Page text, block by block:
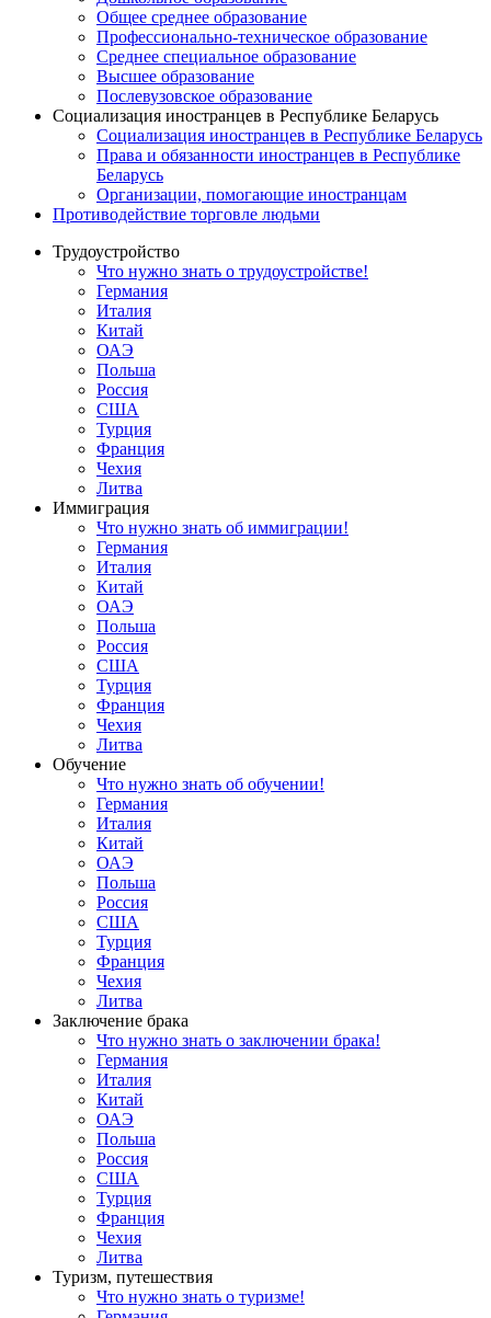
Общее среднее образование
Профессионально-техническое образование
Среднее специальное образование
Высшее образование
Послевузовское образование
Социализация иностранцев в Республике Беларусь
Социализация иностранцев в Республике Беларусь
Права и обязанности иностранцев в Республике
Беларусь
Oрганизации, помогающие иностранцам
Противодействие торговле людьми
Трудоустройство
Что нужно знать о трудоустройстве!
Германия
Италия
Китай
ОАЭ
Польша
Россия
США
Турция
Франция
Чехия
Литва
Иммиграция
Что нужно знать об иммиграции!
Германия
Италия
Китай
ОАЭ
Польша
Россия
США
Турция
Франция
Чехия
Литва
Обучение
Что нужно знать об обучении!
Германия
Италия
Китай
ОАЭ
Польша
Россия
США
Турция
Франция
Чехия
Литва
Заключение брака
Что нужно знать о заключении брака!
Германия
Италия
Китай
ОАЭ
Польша
Россия
США
Турция
Франция
Чехия
Литва
Туризм, путешествия
Что нужно знать о туризме!